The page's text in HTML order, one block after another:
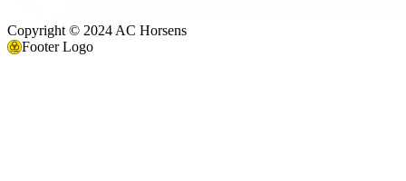
Copyright © 2024 AC Horsens
Footer Logo